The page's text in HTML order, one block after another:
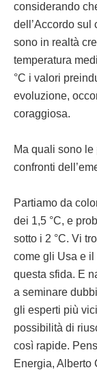
considerando
dell’Accordo sul
sono in realtà
temperatura
°C i valori
evoluzione,
coraggiosa.
Ma quali sono
confronti
Partiamo da
dei 1,5 °C, e
sotto i 2 °C. Vi
come gli Usa e
questa sfida. E
a seminare
gli esperti più
possibilità di
così rapide.
Energia, Alberto